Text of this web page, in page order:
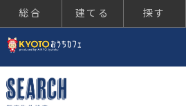
総合 建てる 探す